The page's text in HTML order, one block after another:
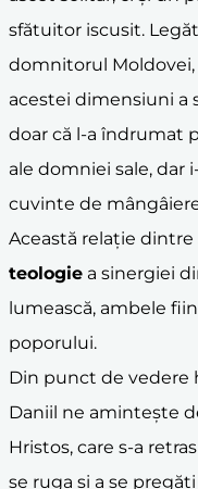
sfătuitor iscusit.
domnitorul
acestei dimensiuni a
doar că l-a îndrumat
ale domniei sale, dar
cuvinte de
Această relație
teologie a sinergiei
lumească, ambele
poporului.
Din punct de vedere
Daniil ne amintește
Hristos, care s-a
se ruga și a se